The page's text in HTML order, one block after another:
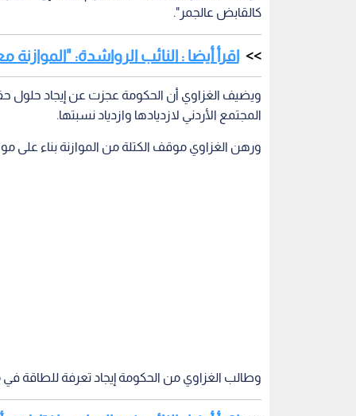
كالقابض عالجمر".
اقرأ أيضا : النائب الرواشدة:
ويضيف الغزاوي أن الحكومة عجزت عن إيجاد حلول
المجتمع الأردني لازديادها وازدياد نسبتها.
ورهن الغزاوي موقف الكتلة من الموازنة بناء على
وطالب الغزاوي من الحكومة إيجاد تعرفة للطاقة